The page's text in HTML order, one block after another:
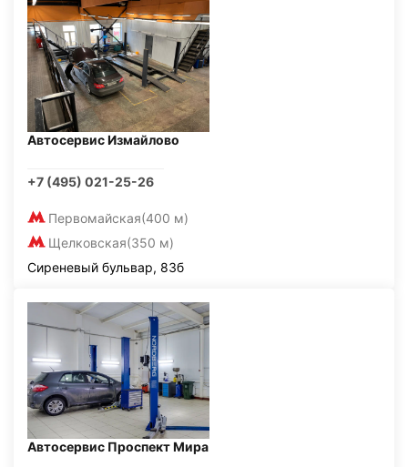
Автосервис Измайлово
+7 (495) 021-25-26
Первомайская(400 м)
Щелковская(350 м)
Сиреневый бульвар, 83б
Автосервис Проспект Мира